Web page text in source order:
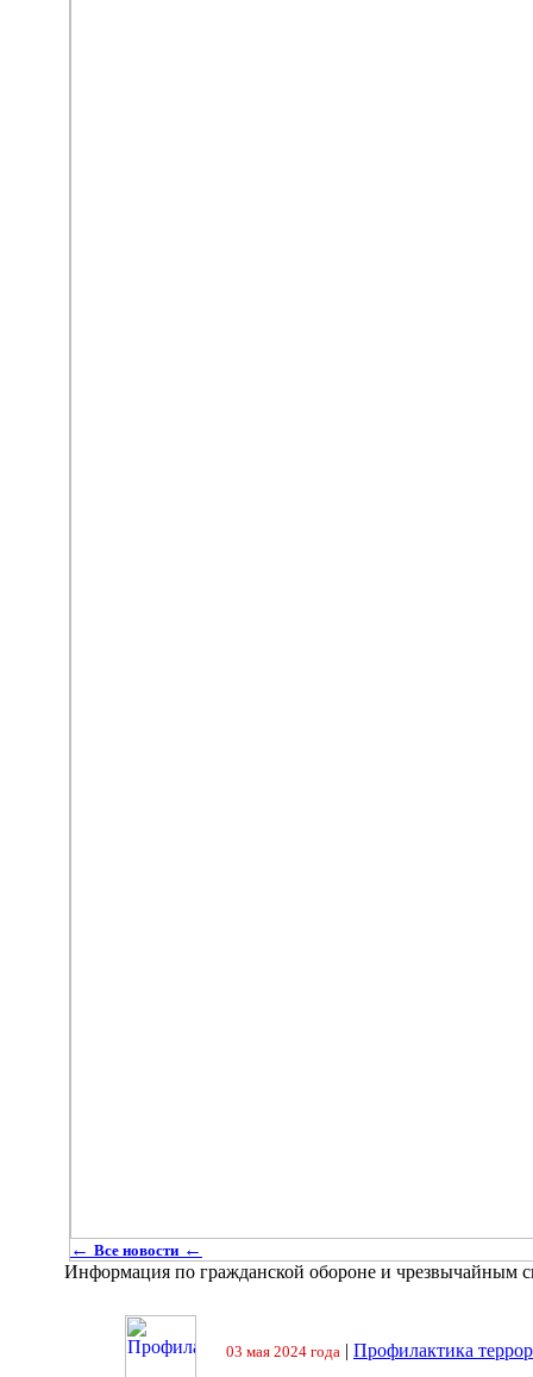
← Все новости ←
Информация по гражданской обороне и чрезвычайным
03 мая 2024 года | Профилактика